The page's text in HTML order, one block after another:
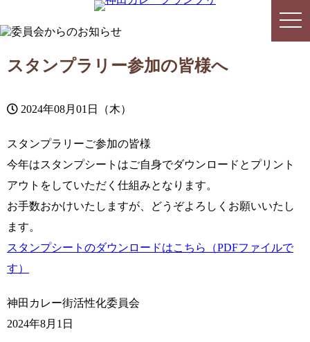
スタンプラリー参加の皆様へ
2024年08月01日（木）
スタンプラリーご参加の皆様
今年はスタンプシートはご自身でダウンロードとプリント
アウトをしていただく仕組みとなります。
お手数おかけいたしますが、どうぞよろしくお願いいたし
ます。
スタンプシートのダウンロードはこちら（PDFファイルで
す）
神田カレー街活性化委員会
2024年8月1日